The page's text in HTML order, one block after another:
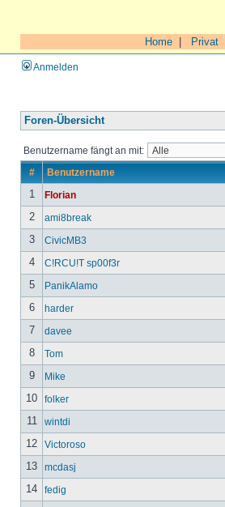
Home Privat
Anmelden
Foren-Übersicht
Benutzername fängt an mit:
# Benutzername
1 Florian
2
ami8break
3
CivicMB3
4
C!RCU!T sp00f3r
5
PanikAlamo
6
harder
7
davee
8
Tom
9
Mike
10
folker
11
wintdi
12
Victoroso
13
mcdasj
14
fedig